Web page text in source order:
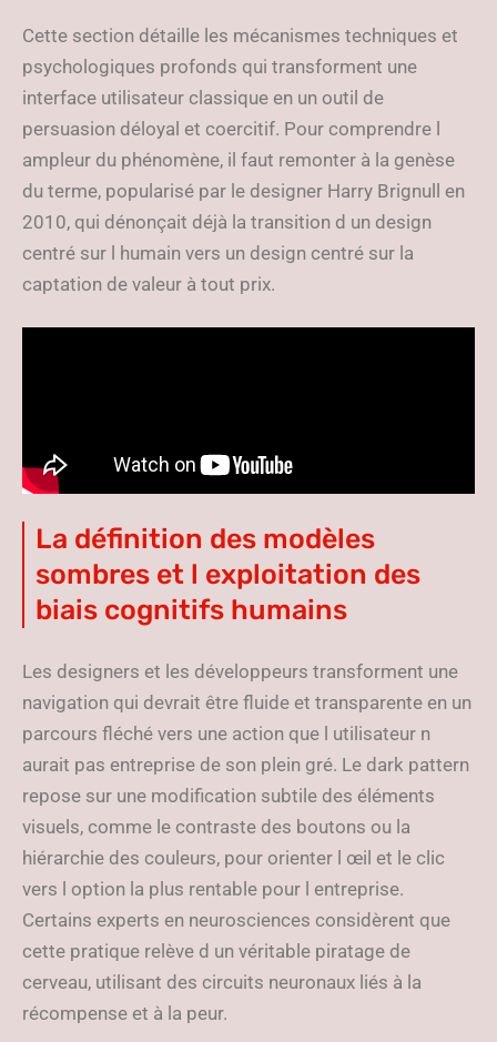
Cette section détaille les mécanismes techniques et
psychologiques profonds qui transforment une
interface utilisateur classique en un outil de
persuasion déloyal et coercitif. Pour comprendre l
ampleur du phénomène, il faut remonter à la genèse
du terme, popularisé par le designer Harry Brignull en
2010, qui dénonçait déjà la transition d un design
centré sur l humain vers un design centré sur la
captation de valeur à tout prix.
La définition des modèles
sombres et l exploitation des
biais cognitifs humains
Les designers et les développeurs transforment une
navigation qui devrait être fluide et transparente en un
parcours fléché vers une action que l utilisateur n
aurait pas entreprise de son plein gré. Le dark pattern
repose sur une modification subtile des éléments
visuels, comme le contraste des boutons ou la
hiérarchie des couleurs, pour orienter l œil et le clic
vers l option la plus rentable pour l entreprise.
Certains experts en neurosciences considèrent que
cette pratique relève d un véritable piratage de
cerveau, utilisant des circuits neuronaux liés à la
récompense et à la peur.